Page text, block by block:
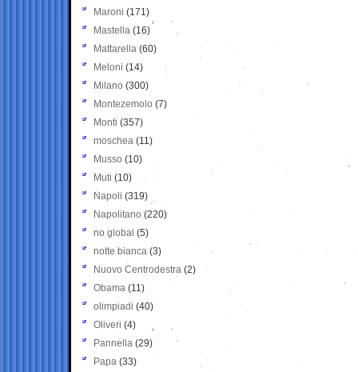
Maroni (171)
Mastella (16)
Mattarella (60)
Meloni (14)
Milano (300)
Montezemolo (7)
Monti (357)
moschea (11)
Musso (10)
Muti (10)
Napoli (319)
Napolitano (220)
no global (5)
notte bianca (3)
Nuovo Centrodestra (2)
Obama (11)
olimpiadi (40)
Oliveri (4)
Pannella (29)
Papa (33)